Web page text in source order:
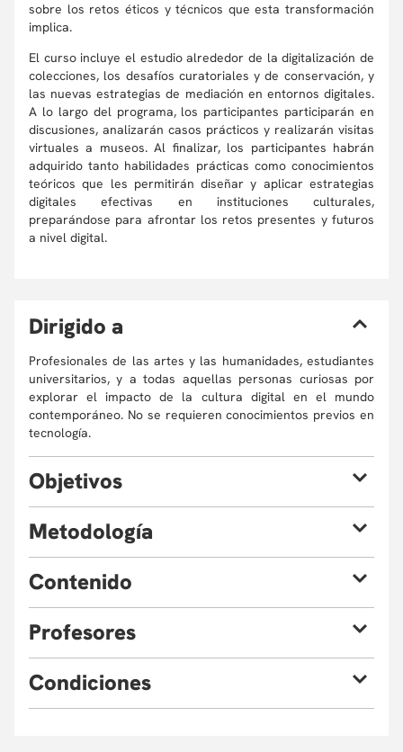
sobre los retos éticos y técnicos que esta transformación
implica.
El curso incluye el estudio alrededor de la digitalización de
colecciones, los desafíos curatoriales y de conservación, y
las nuevas estrategias de mediación en entornos digitales.
A lo largo del programa, los participantes participarán en
discusiones, analizarán casos prácticos y realizarán visitas
virtuales a museos. Al finalizar, los participantes habrán
adquirido tanto habilidades prácticas como conocimientos
teóricos que les permitirán diseñar y aplicar estrategias
digitales efectivas en instituciones culturales,
preparándose para afrontar los retos presentes y futuros
a nivel digital.
Dirigido a
Profesionales de las artes y las humanidades, estudiantes
universitarios, y a todas aquellas personas curiosas por
explorar el impacto de la cultura digital en el mundo
contemporáneo. No se requieren conocimientos previos en
tecnología.
Objetivos
Examinar cómo las instituciones culturales han
y mediación después de la pandemia de covid-19,
culturales a través de plataformas digitales y redes
sociales, y cómo esto impacta la dinámica de la
participación cultural.
Identificar y evaluar los desafíos y oportunidades que
la era digital presenta en instituciones culturales.
Metodología
basados en estudios de caso. Las sesiones teóricas
digital. Los talleres ofrecen la oportunidad de adquirir
competencias específicas, como creación de contenido
digital, diseño de estrategias para redes sociales y
exploración de herramientas de mediación virtual. Cada
participante desarrollará un proyecto final orientado a
Contenido
¿Qué están haciendo los museos?
Visitas virtuales a colecciones públicas de los
Profesores
Condiciones